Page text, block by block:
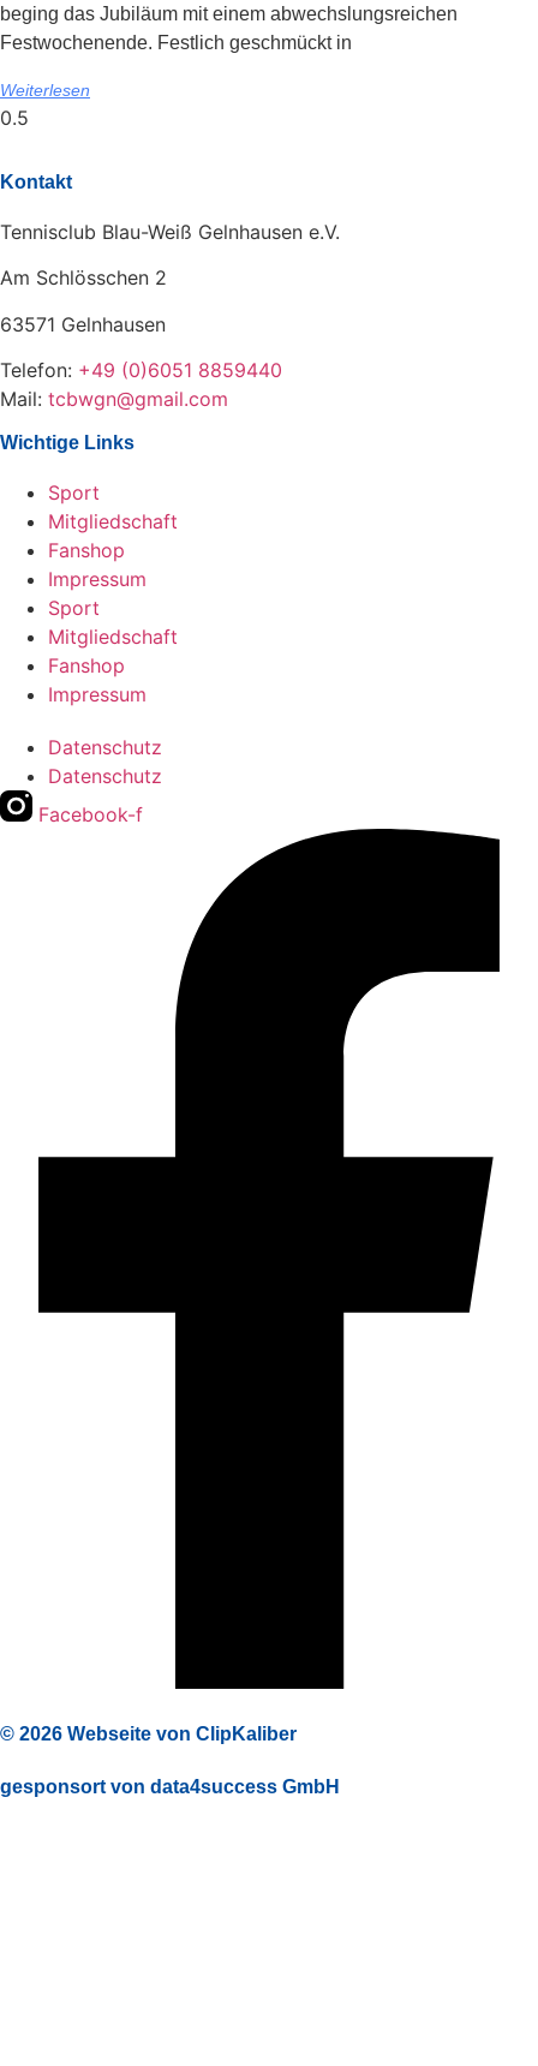
beging das Jubiläum mit einem abwechslungsreichen
Festwochenende. Festlich geschmückt in
Weiterlesen
Kontakt
Tennisclub Blau-Weiß Gelnhausen e.V.
Am Schlösschen 2
63571 Gelnhausen
Telefon: +49 (0)6051 8859440
Mail: tcbwgn@gmail.com
Wichtige Links
Sport
Mitgliedschaft
Fanshop
Impressum
Sport
Mitgliedschaft
Fanshop
Impressum
Datenschutz
Datenschutz
Facebook-f
© 2026 Webseite von ClipKaliber
gesponsort von data4success GmbH